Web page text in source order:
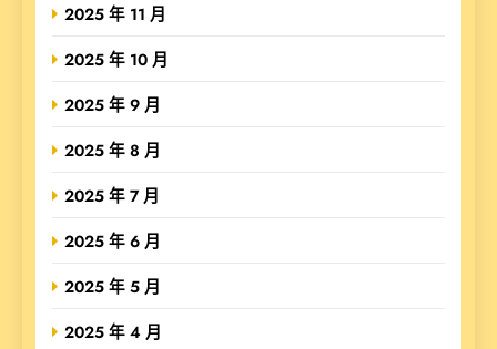
2025 年 11 月
2025 年 10 月
2025 年 9 月
2025 年 8 月
2025 年 7 月
2025 年 6 月
2025 年 5 月
2025 年 4 月